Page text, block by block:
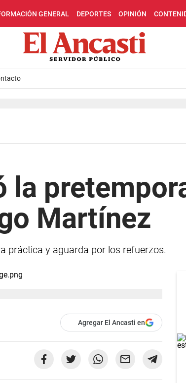
GENERAL DEPORTES OPINIÓN
la
Martínez
práctica y aguarda por los refuerzos.
Agregar El Ancasti en